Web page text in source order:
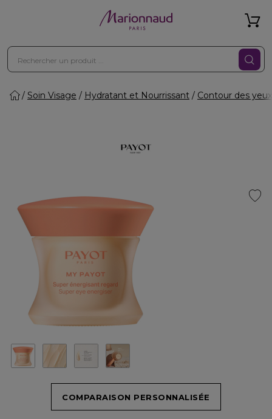
Soin Visage Hydratant et Nourrissant Contour des yeux
COMPARAISON PERSONNALISÉE